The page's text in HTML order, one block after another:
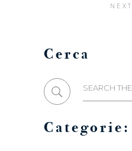
Cerca
Search
for:
Categorie: